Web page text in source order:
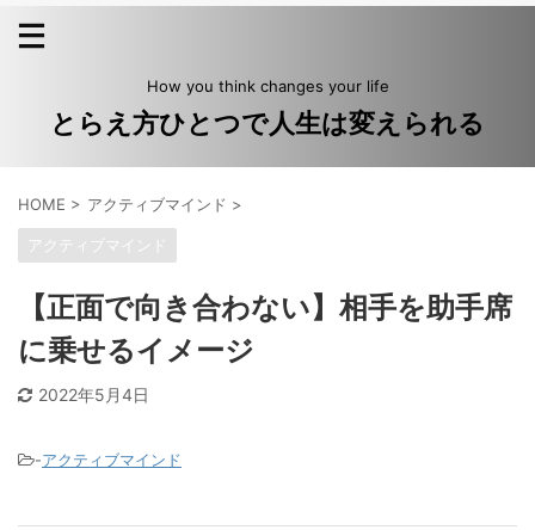
How you think changes your life
とらえ方ひとつで人生は変えられる
HOME > アクティブマインド >
アクティブマインド
【正面で向き合わない】相手を助手席
に乗せるイメージ
2022年5月4日
-アクティブマインド